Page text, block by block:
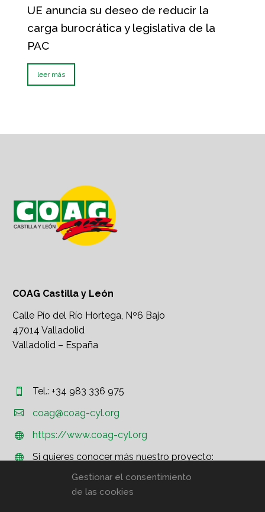
Gestionar el consentimiento
de las cookies
UE anuncia su deseo de reducir la
carga burocrática y legislativa de la
PAC
leer más
COAG Castilla y León
Calle Pío del Río Hortega, Nº6 Bajo
47014 Valladolid
Valladolid – España

 Tel.: +34 983 336 975

 coag@coag-cyl.org

 https://www.coag-cyl.org


Si quieres conocer más nuestro proyecto:
http://www.coag.org